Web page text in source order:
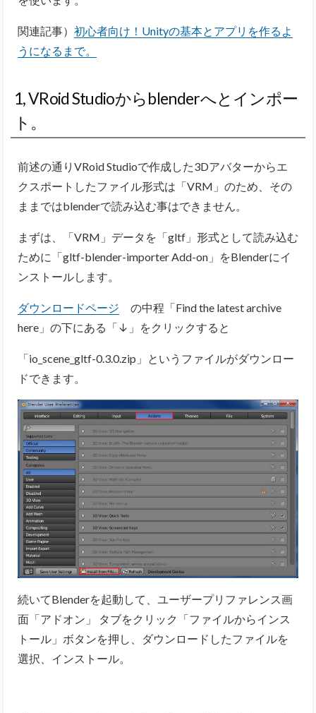
関連記事） 初心者向け！Unityの基本とアプリを作るよ
うになるまで。
1, VRoid Studioからblenderへとインポー
ト。
前述の通りVRoid Studioで作成した3Dアバターからエ
クスポートしたファイル形式は「VRM」のため、その
ままではblenderで読み込む事はできません。
まずは、
「VRM」データを「gltf」形式として読み込む
ために「gltf-blender-importer Add-on 」 をBlenderにイ
ンストールします。
ダウンロードページ の中程「Find the latest archive
here 」の下にある「↓」をクリックすると
「io_scene_gltf-0.3.0.zip」というファイルがダウンロー
ドできます。
続いてBlenderを起動して、ユーザープリファレンス画
面「アドオン」 タブをクリック「ファイルからインス
トール」ボタンを押し、ダウンロードしたファイルを
選択、インストール。